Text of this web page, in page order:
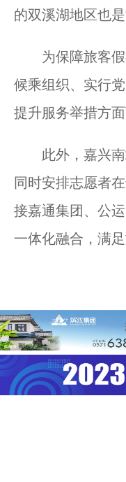
的双溪湖地区也是
为保障旅客假
候乘组织、实行
提升服务举措方面
此外，嘉兴南
同时安排志愿者
接嘉通集团、公
一体化融合，满